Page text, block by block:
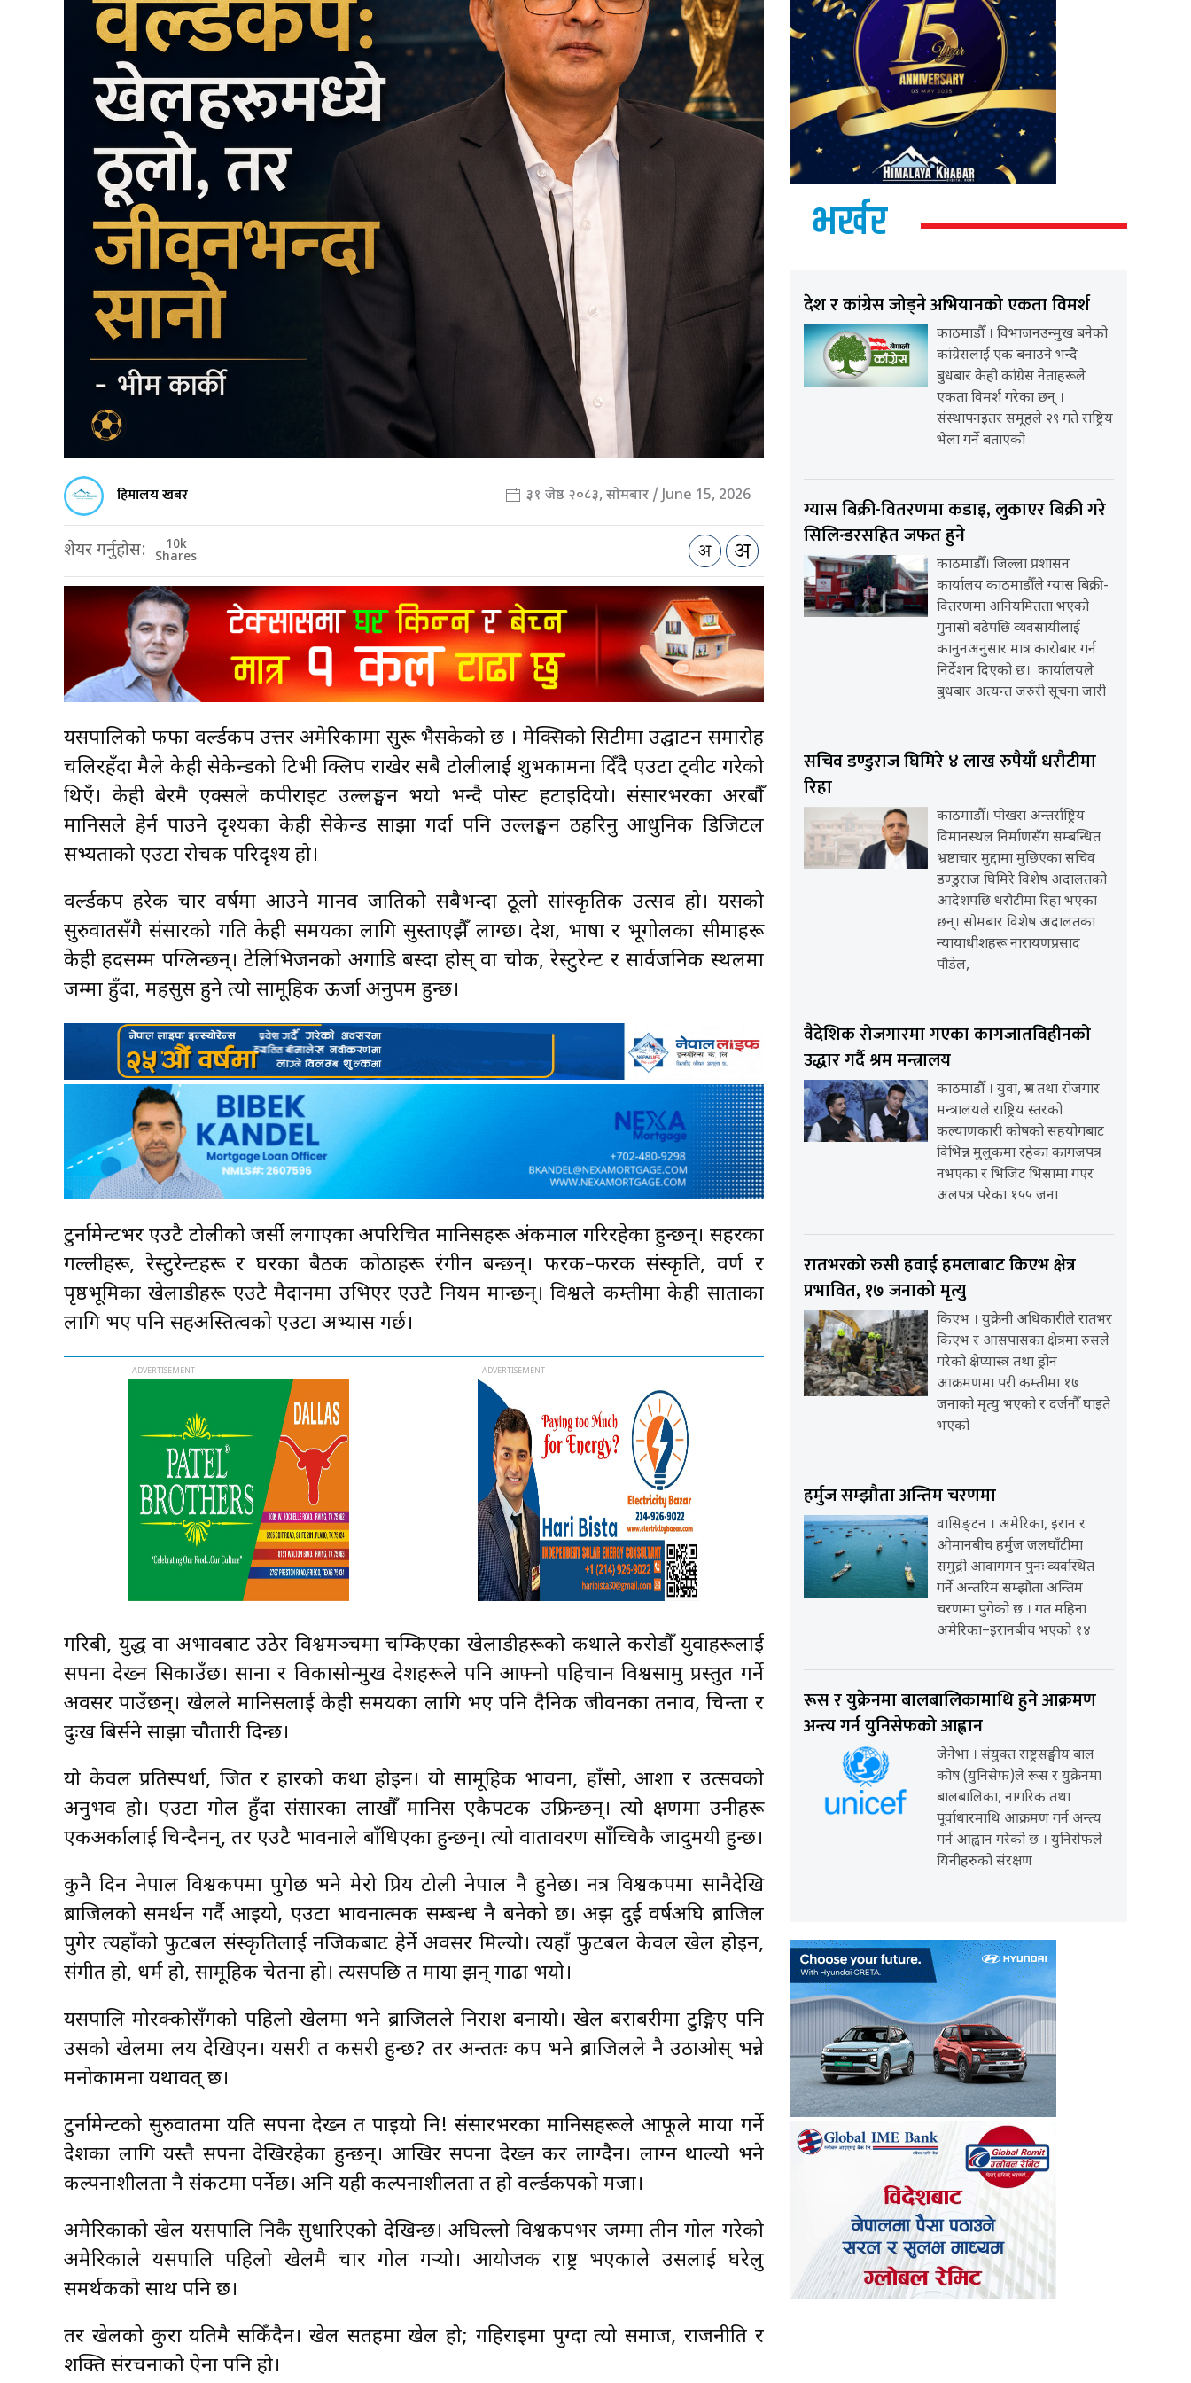
हिमालय खबर ३१ जेष्ठ २०८३, सोमबार / June 15, 2026
शेयर गर्नुहोस: 10k
Shares
यसपालिको फीफा वर्ल्डकप उत्तर अमेरिकामा सुरू भैसकेको छ । मेक्सिको सिटीमा उद्घाटन समारोह
चलिरहँदा मैले केही सेकेन्डको टिभी क्लिप राखेर सबै टोलीलाई शुभकामना दिँदै एउटा ट्वीट गरेको
थिएँ। केही बेरमै एक्सले कपीराइट उल्लङ्घन भयो भन्दै पोस्ट हटाइदियो। संसारभरका अरबौँ
मानिसले हेर्न पाउने दृश्यका केही सेकेन्ड साझा गर्दा पनि उल्लङ्घन ठहरिनु आधुनिक डिजिटल
सभ्यताको एउटा रोचक परिदृश्य हो।
वर्ल्डकप हरेक चार वर्षमा आउने मानव जातिको सबैभन्दा ठूलो सांस्कृतिक उत्सव हो। यसको
सुरुवातसँगै संसारको गति केही समयका लागि सुस्ताएझैँ लाग्छ। देश, भाषा र भूगोलका सीमाहरू
केही हदसम्म पग्लिन्छन्। टेलिभिजनको अगाडि बस्दा होस् वा चोक, रेस्टुरेन्ट र सार्वजनिक स्थलमा
जम्मा हुँदा, महसुस हुने त्यो सामूहिक ऊर्जा अनुपम हुन्छ।
टुर्नामेन्टभर एउटै टोलीको जर्सी लगाएका अपरिचित मानिसहरू अंकमाल गरिरहेका हुन्छन्। सहरका
गल्लीहरू, रेस्टुरेन्टहरू र घरका बैठक कोठाहरू रंगीन बन्छन्। फरक–फरक संस्कृति, वर्ण र
पृष्ठभूमिका खेलाडीहरू एउटै मैदानमा उभिएर एउटै नियम मान्छन्। विश्वले कम्तीमा केही साताका
लागि भए पनि सहअस्तित्वको एउटा अभ्यास गर्छ।
गरिबी, युद्ध वा अभावबाट उठेर विश्वमञ्चमा चम्किएका खेलाडीहरूको कथाले करोडौँ युवाहरूलाई
सपना देख्न सिकाउँछ। साना र विकासोन्मुख देशहरूले पनि आफ्नो पहिचान विश्वसामु प्रस्तुत गर्ने
अवसर पाउँछन्। खेलले मानिसलाई केही समयका लागि भए पनि दैनिक जीवनका तनाव, चिन्ता र
दुःख बिर्सने साझा चौतारी दिन्छ।
यो केवल प्रतिस्पर्धा, जित र हारको कथा होइन। यो सामूहिक भावना, हाँसो, आशा र उत्सवको
अनुभव हो। एउटा गोल हुँदा संसारका लाखौँ मानिस एकैपटक उफ्रिन्छन्। त्यो क्षणमा उनीहरू
एकअर्कालाई चिन्दैनन्, तर एउटै भावनाले बाँधिएका हुन्छन्। त्यो वातावरण साँच्चिकै जादुमयी हुन्छ।
कुनै दिन नेपाल विश्वकपमा पुगेछ भने मेरो प्रिय टोली नेपाल नै हुनेछ। नत्र विश्वकपमा सानैदेखि
ब्राजिलको समर्थन गर्दै आइयो, एउटा भावनात्मक सम्बन्ध नै बनेको छ। अझ दुई वर्षअघि ब्राजिल
पुगेर त्यहाँको फुटबल संस्कृतिलाई नजिकबाट हेर्ने अवसर मिल्यो। त्यहाँ फुटबल केवल खेल होइन,
संगीत हो, धर्म हो, सामूहिक चेतना हो। त्यसपछि त माया झन् गाढा भयो।
यसपालि मोरक्कोसँगको पहिलो खेलमा भने ब्राजिलले निराश बनायो। खेल बराबरीमा टुङ्गिए पनि
उसको खेलमा लय देखिएन। यसरी त कसरी हुन्छ? तर अन्ततः कप भने ब्राजिलले नै उठाओस् भन्ने
मनोकामना यथावत् छ।
टुर्नामेन्टको सुरुवातमा यति सपना देख्न त पाइयो नि! संसारभरका मानिसहरूले आफूले माया गर्ने
देशका लागि यस्तै सपना देखिरहेका हुन्छन्। आखिर सपना देख्न कर लाग्दैन। लाग्न थाल्यो भने
कल्पनाशीलता नै संकटमा पर्नेछ। अनि यही कल्पनाशीलता त हो वर्ल्डकपको मजा।
अमेरिकाको खेल यसपालि निकै सुधारिएको देखिन्छ। अघिल्लो विश्वकपभर जम्मा तीन गोल गरेको
अमेरिकाले यसपालि पहिलो खेलमै चार गोल गर्‍यो। आयोजक राष्ट्र भएकाले उसलाई घरेलु
समर्थकको साथ पनि छ।
तर खेलको कुरा यतिमै सकिँदैन। खेल सतहमा खेल हो; गहिराइमा पुग्दा त्यो समाज, राजनीति र
शक्ति संरचनाको ऐना पनि हो।
भर्खर
देश र कांग्रेस जोड्ने अभियानको एकता विमर्श
काठमाडौँ । विभाजनउन्मुख बनेको
कांग्रेसलाई एक बनाउने भन्दै
बुधबार केही कांग्रेस नेताहरूले
एकता विमर्श गरेका छन् ।
संस्थापनइतर समूहले २९ गते राष्ट्रिय
भेला गर्ने बताएको
ग्यास बिक्री-वितरणमा कडाइ, लुकाएर बिक्री गरे
सिलिन्डरसहित जफत हुने
काठमाडौँ। जिल्ला प्रशासन
कार्यालय काठमाडौँले ग्यास बिक्री-
वितरणमा अनियमितता भएको
गुनासो बढेपछि व्यवसायीलाई
कानुनअनुसार मात्र कारोबार गर्न
निर्देशन दिएको छ। कार्यालयले
बुधबार अत्यन्त जरुरी सूचना जारी
सचिव डण्डुराज घिमिरे ४ लाख रुपैयाँ धरौटीमा
रिहा
काठमाडौँ। पोखरा अन्तर्राष्ट्रिय
विमानस्थल निर्माणसँग सम्बन्धित
भ्रष्टाचार मुद्दामा मुछिएका सचिव
डण्डुराज घिमिरे विशेष अदालतको
आदेशपछि धरौटीमा रिहा भएका
छन्। सोमबार विशेष अदालतका
न्यायाधीशहरू नारायणप्रसाद
पौडेल,
वैदेशिक रोजगारमा गएका कागजातविहीनको
उद्धार गर्दै श्रम मन्त्रालय
काठमाडौँ । युवा, श्रम तथा रोजगार
मन्त्रालयले राष्ट्रिय स्तरको
कल्याणकारी कोषको सहयोगबाट
विभिन्न मुलुकमा रहेका कागजपत्र
नभएका र भिजिट भिसामा गएर
अलपत्र परेका १५५ जना
रातभरको रुसी हवाई हमलाबाट किएभ क्षेत्र
प्रभावित, १७ जनाको मृत्यु
किएभ । युक्रेनी अधिकारीले रातभर
किएभ र आसपासका क्षेत्रमा रुसले
गरेको क्षेप्यास्त्र तथा ड्रोन
आक्रमणमा परी कम्तीमा १७
जनाको मृत्यु भएको र दर्जनौँ घाइते
भएको
हर्मुज सम्झौता अन्तिम चरणमा
वासिङ्टन । अमेरिका, इरान र
ओमानबीच हर्मुज जलघाँटीमा
समुद्री आवागमन पुनः व्यवस्थित
गर्ने अन्तरिम सम्झौता अन्तिम
चरणमा पुगेको छ । गत महिना
अमेरिका–इरानबीच भएको १४
रूस र युक्रेनमा बालबालिकामाथि हुने आक्रमण
अन्त्य गर्न युनिसेफको आह्वान
जेनेभा । संयुक्त राष्ट्रसङ्घीय बाल
कोष (युनिसेफ)ले रूस र युक्रेनमा
बालबालिका, नागरिक तथा
पूर्वाधारमाथि आक्रमण गर्न अन्त्य
गर्न आह्वान गरेको छ । युनिसेफले
यिनीहरुको संरक्षण